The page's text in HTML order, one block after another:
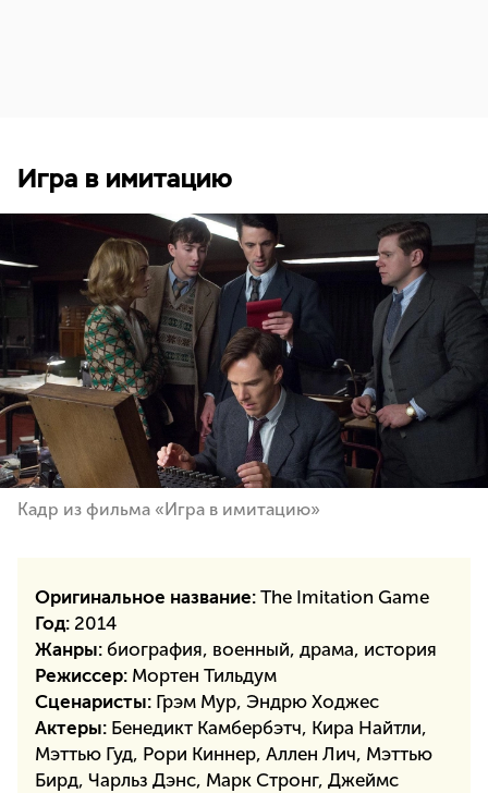
Игра в имитацию
Кадр из фильма «Игра в имитацию»
Оригинальное название: The Imitation Game
Год: 2014
Жанры: биография, военный, драма, история
Режиссер: Мортен Тильдум
Сценаристы: Грэм Мур, Эндрю Ходжес
Актеры: Бенедикт Камбербэтч, Кира Найтли,
Мэттью Гуд, Рори Киннер, Аллен Лич, Мэттью
Бирд, Чарльз Дэнс, Марк Стронг, Джеймс